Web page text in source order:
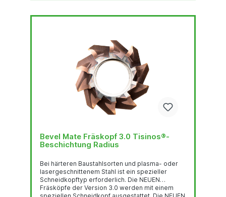
Bevel Mate Fräskopf 3.0 Tisinos®-
Beschichtung Radius
Bei härteren Baustahlsorten und plasma- oder
lasergeschnittenem Stahl ist ein spezieller
Schneidkopftyp erforderlich. Die NEUEN
Fräsköpfe der Version 3.0 werden mit einem